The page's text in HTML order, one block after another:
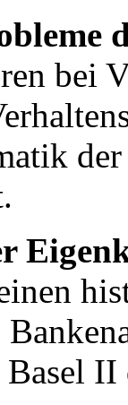
bei
II